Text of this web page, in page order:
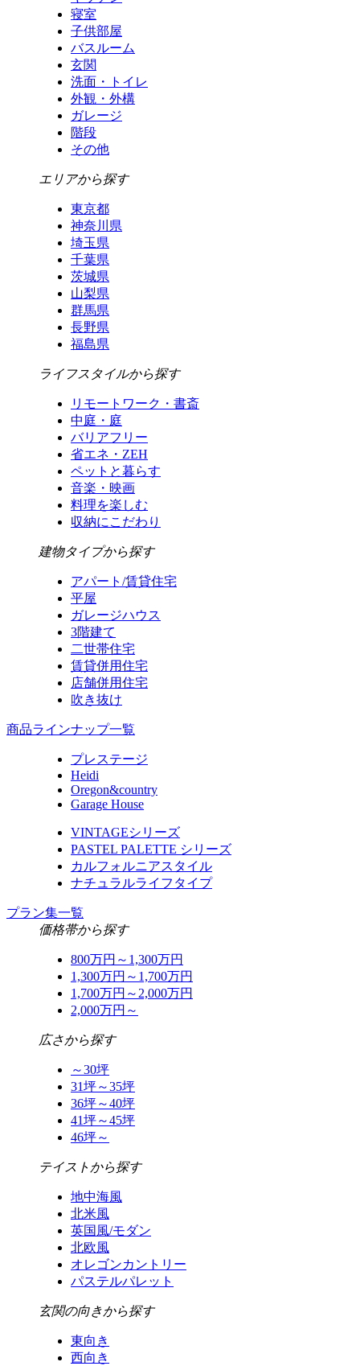
寝室
子供部屋
バスルーム
玄関
洗面・トイレ
外観・外構
ガレージ
階段
その他
エリアから探す
東京都
神奈川県
埼玉県
千葉県
茨城県
山梨県
群馬県
長野県
福島県
ライフスタイルから探す
リモートワーク・書斎
中庭・庭
バリアフリー
省エネ・ZEH
ペットと暮らす
音楽・映画
料理を楽しむ
収納にこだわり
建物タイプから探す
アパート/賃貸住宅
平屋
ガレージハウス
3階建て
二世帯住宅
賃貸併用住宅
店舗併用住宅
吹き抜け
商品ラインナップ一覧
プレステージ
Heidi
Oregon&country
Garage House
VINTAGEシリーズ
PASTEL PALETTE シリーズ
カルフォルニアスタイル
ナチュラルライフタイプ
プラン集一覧
価格帯から探す
800万円～1,300万円
1,300万円～1,700万円
1,700万円～2,000万円
2,000万円～
広さから探す
～30坪
31坪～35坪
36坪～40坪
41坪～45坪
46坪～
テイストから探す
地中海風
北米風
英国風/モダン
北欧風
オレゴンカントリー
パステルパレット
玄関の向きから探す
東向き
西向き